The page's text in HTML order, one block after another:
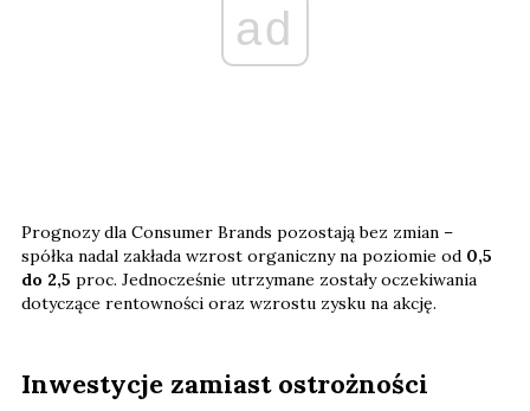
ad
Prognozy dla Consumer Brands pozostają bez zmian –
spółka nadal zakłada wzrost organiczny na poziomie od 0,5
do 2,5 proc. Jednocześnie utrzymane zostały oczekiwania
dotyczące rentowności oraz wzrostu zysku na akcję.
Inwestycje zamiast ostrożności